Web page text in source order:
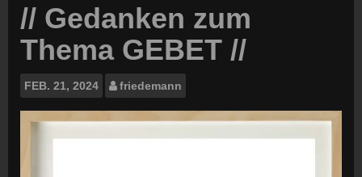
// Gedanken zum
Thema GEBET //
FEB. 21, 2024 friedemann